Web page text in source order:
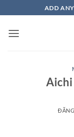
qua
nội
ADD
Aichi